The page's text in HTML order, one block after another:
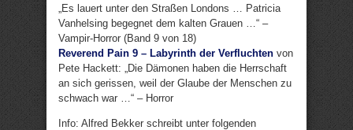
„Es lauert unter den Straßen Londons … Patricia
Vanhelsing begegnet dem kalten Grauen …“ –
Vampir-Horror (Band 9 von 18)
Reverend Pain 9 – Labyrinth der Verfluchten von
Pete Hackett: „Die Dämonen haben die Herrschaft
an sich gerissen, weil der Glaube der Menschen zu
schwach war …“ – Horror
Info: Alfred Bekker schreibt unter folgenden